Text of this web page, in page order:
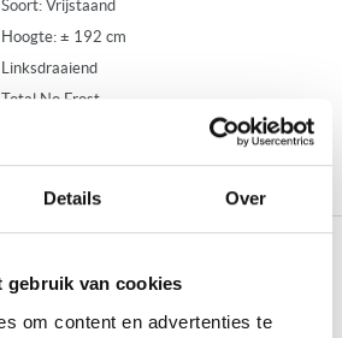
Details Over
gebruik van cookies
om content en advertenties te
Soort: Vrijstaand
Hoogte: ± 192 cm
Linksdraaiend
Total No Frost
Op bestelling leverbaar